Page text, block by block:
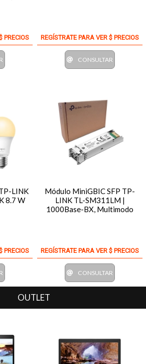
PRECIOS REGÍSTRATE PARA VER $ PRECIOS
CONSULTAR
LINK
8.7 W
PRECIOS
Módulo MiniGBIC SFP TP-
LINK TL-SM311LM |
1000Base-BX, Multimodo
REGÍSTRATE PARA VER $ PRECIOS
CONSULTAR
OUTLET